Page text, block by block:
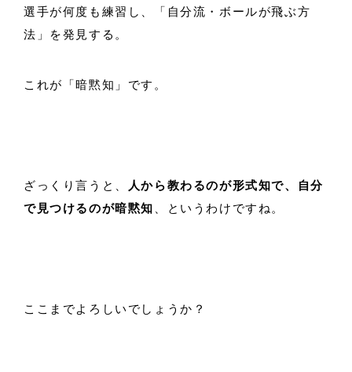
選手が何度も練習し、「自分流・ボールが飛ぶ方
法」を発見する。
これが「暗黙知」です。
ざっくり言うと、
人から教わるのが形式知で、自分
で見つけるのが暗黙知 、というわけですね。
ここまでよろしいでしょうか？